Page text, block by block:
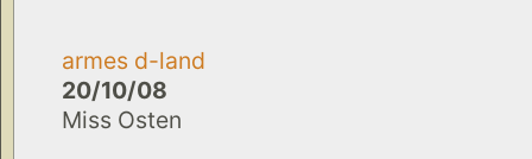
armes d-land
20/10/08
Miss Osten